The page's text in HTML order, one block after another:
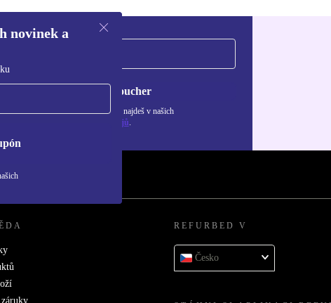
novinek a
Chci voucher
Informace o použití osobních údajů najdeš v našich
Zásadách ochrany osobních údajů.
REFURBED V
Česko